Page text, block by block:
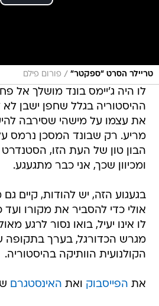
טריילר הסרט "ספקטר" / פורום פילם
לו היה ג'יימס בונד מושלך אל
ההיסטוריה בגלל שחפן ישבן
את עצמו על מישהי שסירבה
מריע. רק שבונד המסכן נרמס על
הבון טון של העת הזו, הסטנדרט
ומכיוון שכך, אני כבר מתגעגע.
בגעגוע הזה, יש להודות, קיים
אולי כדי להסביר את מקורו
לו אינו יעיל, בואו נסור לרגע
מגרש הכדורגל, בערך
הקולנועית הוותיקה בהיסטוריה.
את הפייסבוק ואת האינסטגרם